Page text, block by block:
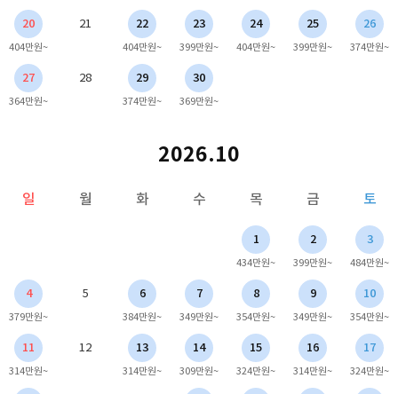
20
404만원~
21 22
404만원~
23
399만원~
24
404만원~
25
399만원~
26
374만원~
27
364만원~
28 29
374만원~
30
369만원~
2026.10
일 월 화 수 목 금 토
1
434만원~
2
399만원~
3
484만원~
4
379만원~
5 6
384만원~
7
349만원~
8
354만원~
9
349만원~
10
354만원~
11
314만원~
12 13
314만원~
14
309만원~
15
324만원~
16
314만원~
17
324만원~